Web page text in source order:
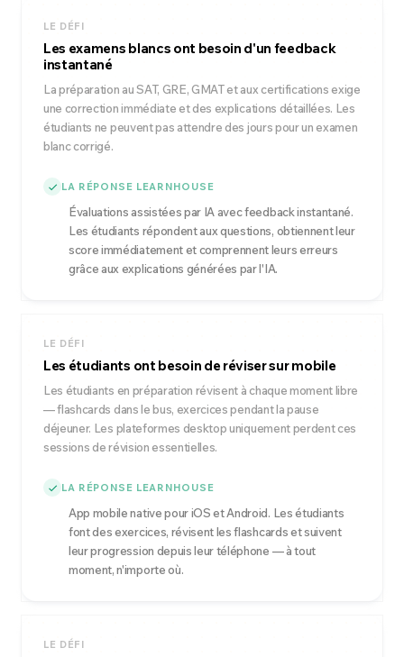
LE DÉFI
Les examens blancs ont besoin d'un feedback
instantané
La préparation au SAT, GRE, GMAT et aux certifications exige
une correction immédiate et des explications détaillées. Les
étudiants ne peuvent pas attendre des jours pour un examen
blanc corrigé.
LA RÉPONSE LEARNHOUSE
Évaluations assistées par IA avec feedback instantané.
Les étudiants répondent aux questions, obtiennent leur
score immédiatement et comprennent leurs erreurs
grâce aux explications générées par l'IA.
LE DÉFI
Les étudiants ont besoin de réviser sur mobile
Les étudiants en préparation révisent à chaque moment libre
— flashcards dans le bus, exercices pendant la pause
déjeuner. Les plateformes desktop uniquement perdent ces
sessions de révision essentielles.
LA RÉPONSE LEARNHOUSE
App mobile native pour iOS et Android. Les étudiants
font des exercices, révisent les flashcards et suivent
leur progression depuis leur téléphone — à tout
moment, n'importe où.
LE DÉFI